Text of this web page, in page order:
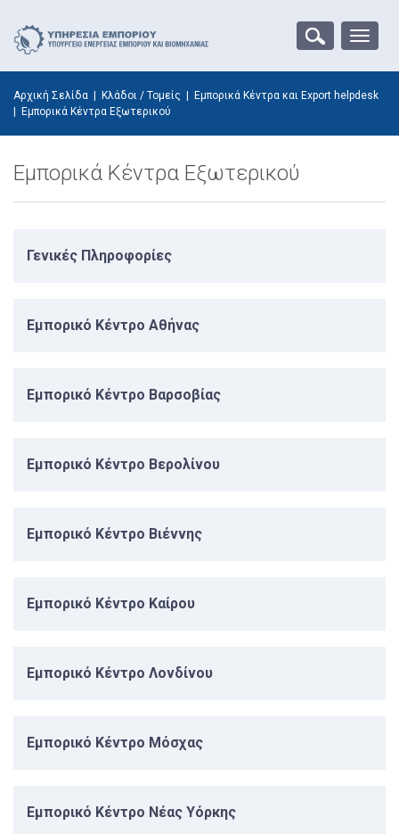
Toggle
Αρχική Σελίδα Κλάδοι / Τομείς
Εμπορικά Κέντρα και Export helpdesk
Εμπορικά Κέντρα Εξωτερικού
Εμπορικά Κέντρα Εξωτερικού
Γενικές Πληροφορίες
Εμπορικό Κέντρο Αθήνας
Εμπορικό Κέντρο Βαρσοβίας
Εμπορικό Κέντρο Βερολίνου
Εμπορικό Κέντρο Βιέννης
Εμπορικό Κέντρο Καίρου
Εμπορικό Κέντρο Λονδίνου
Εμπορικό Κέντρο Μόσχας
Εμπορικό Κέντρο Νέας Υόρκης